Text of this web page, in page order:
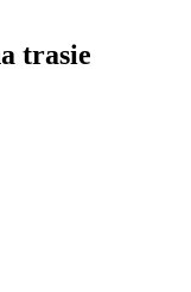
trasie